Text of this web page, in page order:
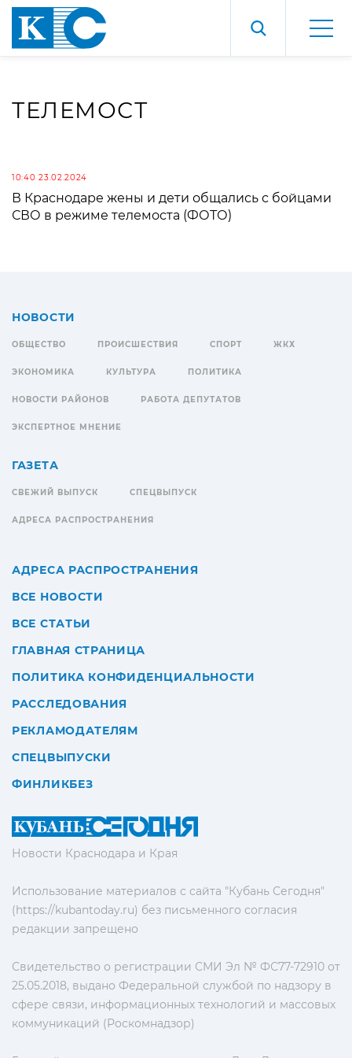
ТЕЛЕМОСТ
10:40 23.02.2024
В Краснодаре жены и дети общались с бойцами
СВО в режиме телемоста (ФОТО)
Новости Краснодара и Края
Использование материалов с сайта "Кубань Сегодня"
(https://kubantoday.ru) без письменного согласия
редакции запрещено
Свидетельство о регистрации СМИ Эл № ФС77-72910 от
25.05.2018, выдано Федеральной службой по надзору в
сфере связи, информационных технологий и массовых
коммуникаций (Роскомнадзор)
НОВОСТИ
ОБЩЕСТВО ПРОИСШЕСТВИЯ СПОРТ ЖКХ
ЭКОНОМИКА КУЛЬТУРА ПОЛИТИКА
НОВОСТИ РАЙОНОВ РАБОТА ДЕПУТАТОВ
ЭКСПЕРТНОЕ МНЕНИЕ
ГАЗЕТА
СВЕЖИЙ ВЫПУСК СПЕЦВЫПУСК
АДРЕСА РАСПРОСТРАНЕНИЯ
АДРЕСА РАСПРОСТРАНЕНИЯ
ВСЕ НОВОСТИ
ВСЕ СТАТЬИ
ГЛАВНАЯ СТРАНИЦА
ПОЛИТИКА КОНФИДЕНЦИАЛЬНОСТИ
РАССЛЕДОВАНИЯ
РЕКЛАМОДАТЕЛЯМ
СПЕЦВЫПУСКИ
ФИНЛИКБЕЗ